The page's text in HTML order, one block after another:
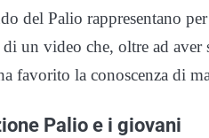
del Palio rappresentano
di un video che, oltre ad
favorito la conoscenza di
Palio e i giovani